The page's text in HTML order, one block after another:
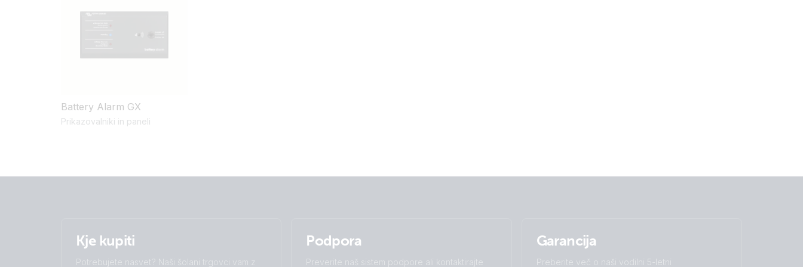
Battery Alarm GX
Prikazovalniki in paneli
Kje kupiti
Potrebujete nasvet? Naši šolani trgovci vam z
Podpora
Preverite naš sistem podpore ali kontaktirajte
Garancija
Preberite več o naši vodilni 5-letni